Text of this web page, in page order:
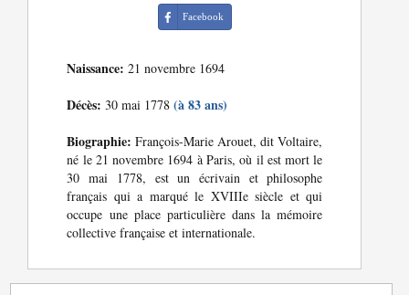
Facebook
Naissance: 21 novembre 1694
Décès: 30 mai 1778(à 83 ans)
Biographie: François-Marie Arouet, dit Voltaire,
né le 21 novembre 1694 à Paris, où il est mort le
30 mai 1778, est un écrivain et philosophe
français qui a marqué le XVIIIe siècle et qui
occupe une place particulière dans la mémoire
collective française et internationale.